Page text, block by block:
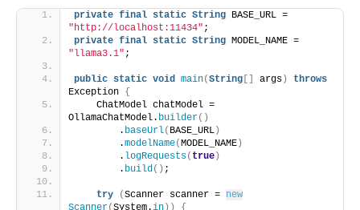
private final static String
"http://localhost:11434" ;
private final static String
"llama3.1" ;
public static void main(String args )
throws
Exception {
    ChatModel chatModel =
OllamaChatModel. builder()
        .
baseUrl( BASE_URL )
        .
modelName(MODEL_NAME )
        .
logRequests( true )
        .
build() ;
try (Scanner scanner = new
Scanner(System.in )) {